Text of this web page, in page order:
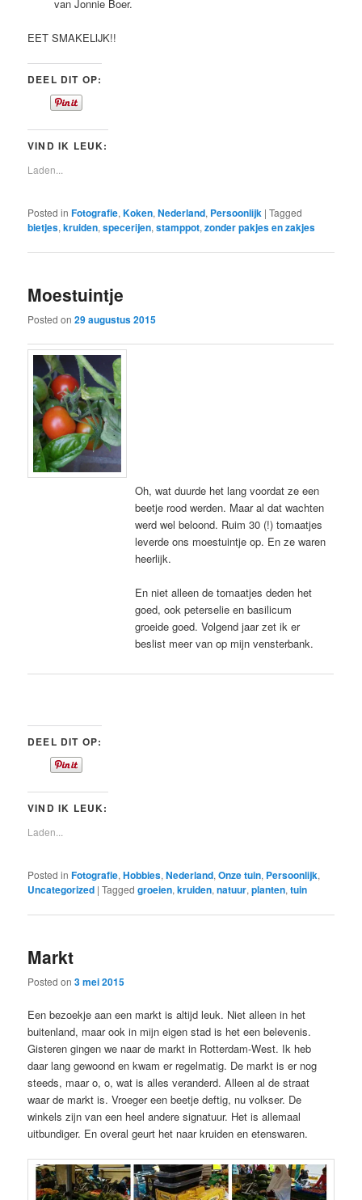
van Jonnie Boer.
EET SMAKELIJK!!
DEEL DIT OP:
VIND IK LEUK:
Laden...
Posted in Fotografie,Koken,Nederland, Persoonlijk |Tagged
bietjes,kruiden,specerijen,stamppot,zonder pakjes en zakjes
Moestuintje
Posted on29 augustus 2015
Oh, wat duurde het lang voordat ze een
beetje rood werden. Maar al dat wachten
werd wel beloond. Ruim 30 (!) tomaatjes
leverde ons moestuintje op. En ze waren
heerlijk.
En niet alleen de tomaatjes deden het
goed, ook peterselie en basilicum
groeide goed. Volgend jaar zet ik er
beslist meer van op mijn vensterbank.
DEEL DIT OP:
VIND IK LEUK:
Laden...
Posted in Fotografie,Hobbies,Nederland,Onze tuin, Persoonlijk,
Uncategorized |Tagged groeien,kruiden,natuur,planten,tuin
Markt
Posted on3 mei 2015
Een bezoekje aan een markt is altijd leuk. Niet alleen in het
buitenland, maar ook in mijn eigen stad is het een belevenis.
Gisteren gingen we naar de markt in Rotterdam-West. Ik heb
daar lang gewoond en kwam er regelmatig. De markt is er nog
steeds, maar o, o, wat is alles veranderd. Alleen al de straat
waar de markt is. Vroeger een beetje deftig, nu volkser. De
winkels zijn van een heel andere signatuur. Het is allemaal
uitbundiger. En overal geurt het naar kruiden en etenswaren.